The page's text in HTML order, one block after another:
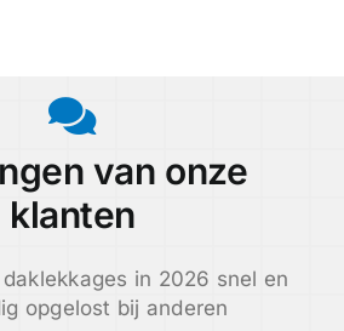
van onze
klanten
in 2026 snel en
opgelost bij anderen